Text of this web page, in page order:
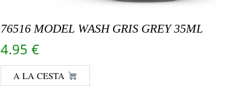
76516 MODEL WASH GRIS GREY 35ML
4.95 €
A LA CESTA